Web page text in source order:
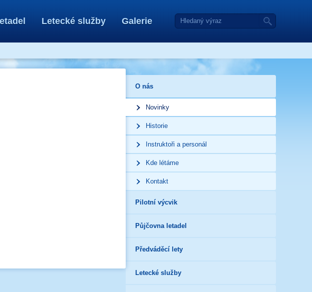
Letecké služby Galerie
O nás
Novinky
Historie
Instruktoři a personál
Kde létáme
Kontakt
Pilotní výcvik
Půjčovna letadel
Předváděcí lety
Letecké služby